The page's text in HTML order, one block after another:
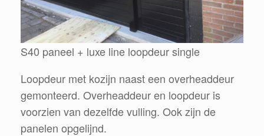
S40 paneel + luxe line loopdeur single
Loopdeur met kozijn naast een overheaddeur
gemonteerd. Overheaddeur en loopdeur is
voorzien van dezelfde vulling. Ook zijn de
panelen opgelijnd.